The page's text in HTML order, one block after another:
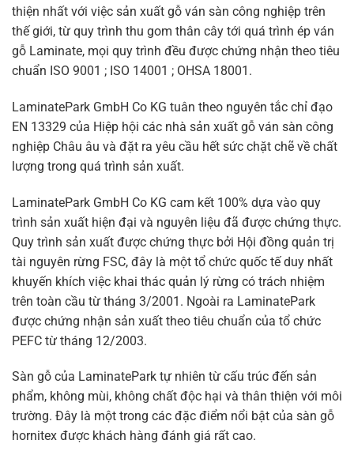
thiện nhất với việc sản xuất gỗ ván sàn công nghiệp trên
thế giới, từ quy trình thu gom thân cây tới quá trình ép ván
gỗ Laminate, mọi quy trình đều được chứng nhận theo tiêu
chuẩn ISO 9001 ; ISO 14001 ; OHSA 18001.
LaminatePark GmbH Co KG tuân theo nguyên tắc chỉ đạo
EN 13329 của Hiệp hội các nhà sản xuất gỗ ván sàn công
nghiệp Châu âu và đặt ra yêu cầu hết sức chặt chẽ về chất
lượng trong quá trình sản xuất.
LaminatePark GmbH Co KG cam kết 100% dựa vào quy
trình sản xuất hiện đại và nguyên liệu đã được chứng thực.
Quy trình sản xuất được chứng thực bởi Hội đồng quản trị
tài nguyên rừng FSC, đây là một tổ chức quốc tế duy nhất
khuyến khích việc khai thác quản lý rừng có trách nhiệm
trên toàn cầu từ tháng 3/2001. Ngoài ra LaminatePark
được chứng nhận sản xuất theo tiêu chuẩn của tổ chức
PEFC từ tháng 12/2003.
Sàn gỗ của LaminatePark tự nhiên từ cấu trúc đến sản
phẩm, không mùi, không chất độc hại và thân thiện với môi
trường. Đây là một trong các đặc điểm nổi bật của sàn gỗ
hornitex được khách hàng đánh giá rất cao.